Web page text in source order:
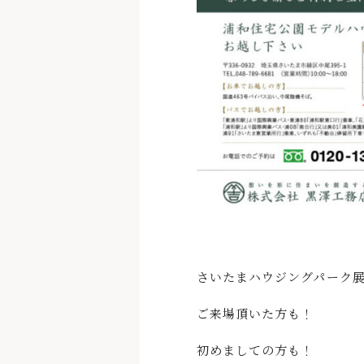
さいたまハウジングパーク
ご来場頂いた方も！
初めましての方も！